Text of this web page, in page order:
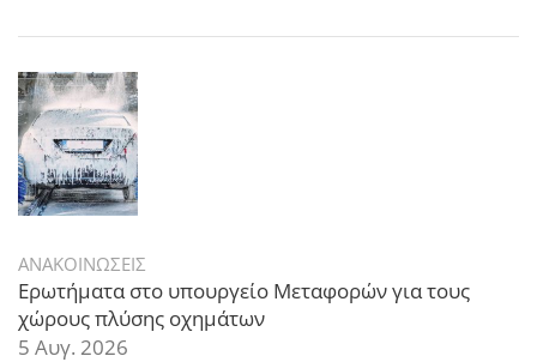
ΑΝΑΚΟΙΝΩΣΕΙΣ
Ερωτήματα στο υπουργείο Μεταφορών για τους
χώρους πλύσης οχημάτων
5 Αυγ. 2026